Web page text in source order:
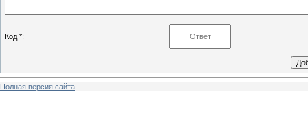
Код *:
Полная версия сайта